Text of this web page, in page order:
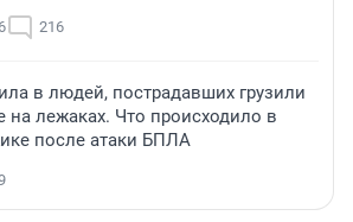
216
в людей, пострадавших грузили
на лежаках. Что происходило в
после атаки БПЛА